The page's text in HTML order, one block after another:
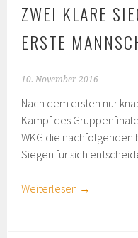
ZWEI KLARE
ERSTE
10. November 2016
Nach dem ersten nur
Kampf des
WKG die
Siegen für sich
Weiterlesen →